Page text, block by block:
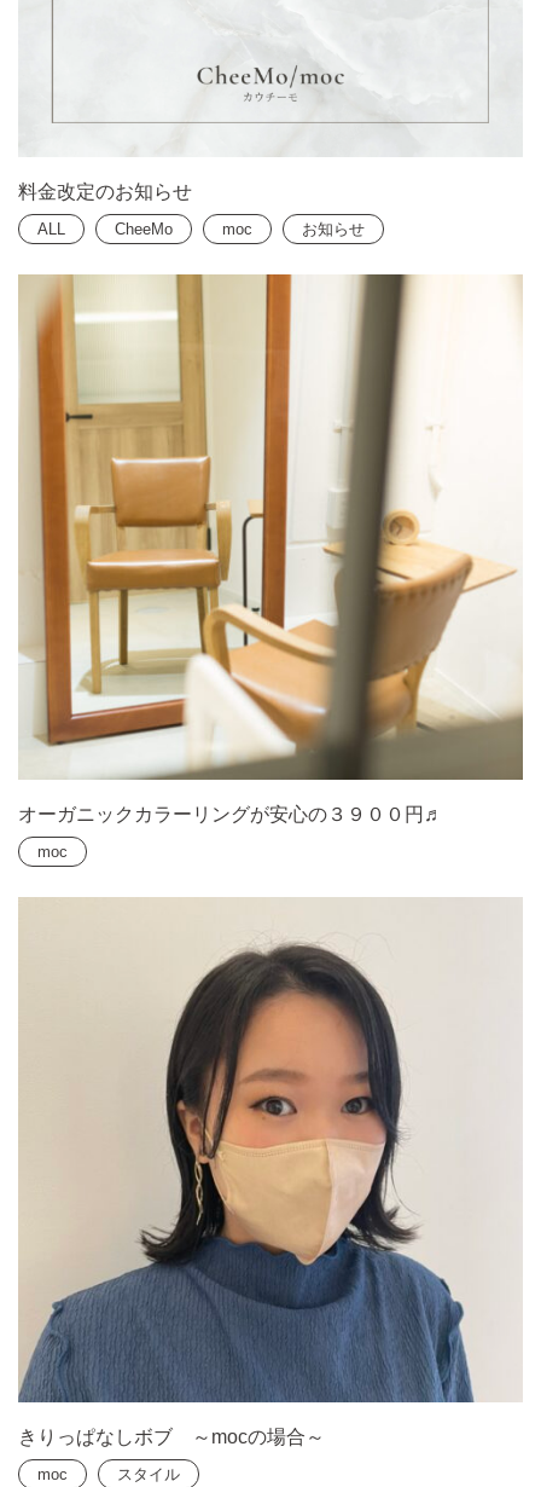
料金改定のお知らせ
ALL CheeMo moc お知らせ
オーガニックカラーリングが安心の３９００円♬
moc
きりっぱなしボブ ～mocの場合～
moc スタイル